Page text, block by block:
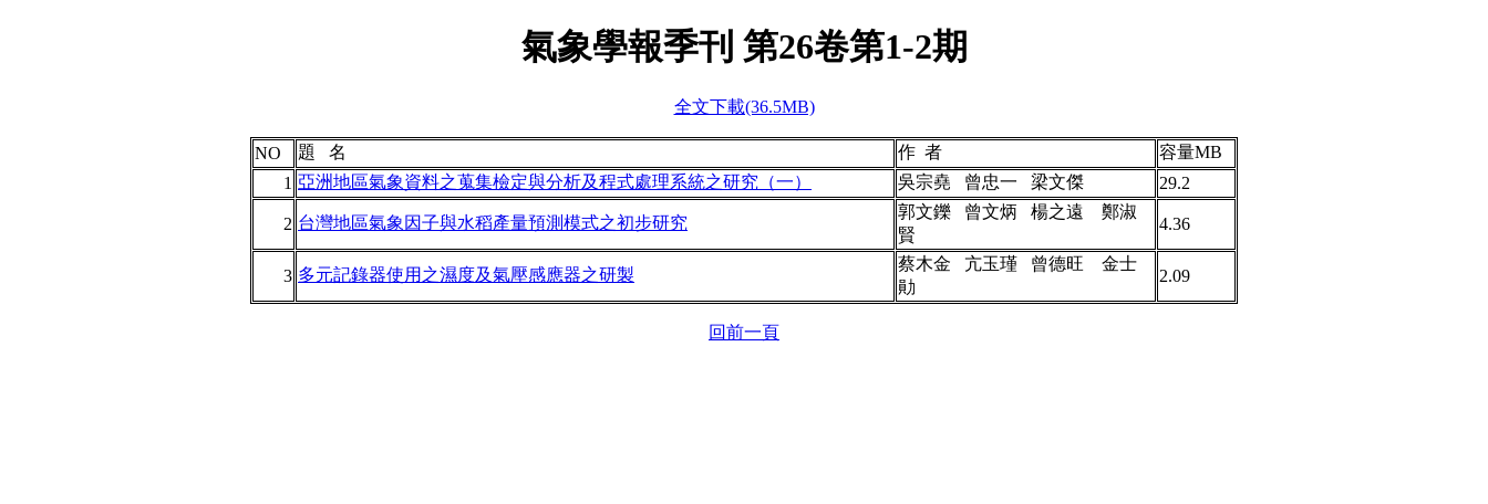
氣象學報季刊 第26卷第1-2期
全文下載(36.5MB)
NO 題 名 作 者
容量MB
1 亞洲地區氣象資料之蒐集檢定與分析及程式處理系統之研究（一） 吳宗堯 曾忠一 梁文傑 29.2
2 台灣地區氣象因子與水稻產量預測模式之初步研究
郭文鑠 曾文炳 楊之遠 鄭淑
賢
4.36
3 多元記錄器使用之濕度及氣壓感應器之研製
蔡木金 亢玉瑾 曾德旺 金士
勛
2.09
回前一頁